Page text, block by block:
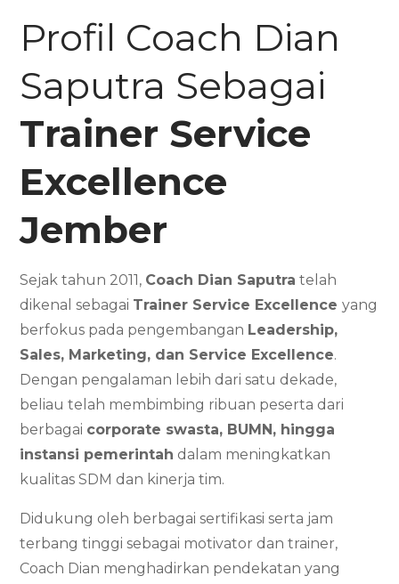
Profil Coach Dian
Saputra Sebagai
Trainer Service
Excellence
Jember
Sejak tahun 2011, Coach Dian Saputra telah
dikenal sebagai Trainer Service Excellenceyang
berfokus pada pengembangan Leadership,
Sales, Marketing, dan Service Excellence.
Dengan pengalaman lebih dari satu dekade,
beliau telah membimbing ribuan peserta dari
berbagai corporate swasta, BUMN, hingga
instansi pemerintah dalam meningkatkan
kualitas SDM dan kinerja tim.
Didukung oleh berbagai sertifikasi serta jam
terbang tinggi sebagai motivator dan trainer,
Coach Dian menghadirkan pendekatan yang